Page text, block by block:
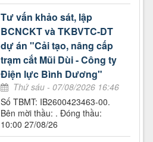
Tư vấn khảo sát, lập
BCNCKT và TKBVTC-DT
dự án "Cải tạo, nâng cấp
trạm cắt Mũi Dùi - Công ty
Điện lực Bình Dương"
Thứ sáu - 07/08/2026 16:46
Số TBMT: IB2600423463-00.
Bên mời thầu: . Đóng thầu:
10:00 27/08/26